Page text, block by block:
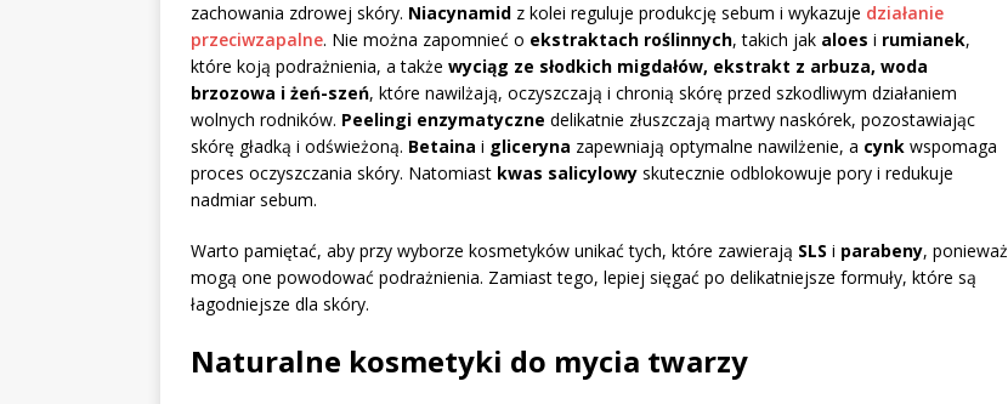
zachowania zdrowej skóry. Niacynamid z kolei reguluje produkcję sebum i wykazuje działanie
przeciwzapalne. Nie można zapomnieć o ekstraktach roślinnych, takich jak aloes i rumianek,
które koją podrażnienia, a także wyciąg ze słodkich migdałów, ekstrakt z arbuza, woda
brzozowa i żeń-szeń, które nawilżają, oczyszczają i chronią skórę przed szkodliwym działaniem
wolnych rodników. Peelingi enzymatyczne delikatnie złuszczają martwy naskórek, pozostawiając
skórę gładką i odświeżoną. Betaina i gliceryna zapewniają optymalne nawilżenie, a cynk wspomaga
proces oczyszczania skóry. Natomiast kwas salicylowy skutecznie odblokowuje pory i redukuje
nadmiar sebum.
Warto pamiętać, aby przy wyborze kosmetyków unikać tych, które zawierają SLS i parabeny, ponieważ
mogą one powodować podrażnienia. Zamiast tego, lepiej sięgać po delikatniejsze formuły, które są
łagodniejsze dla skóry.
Naturalne kosmetyki do mycia twarzy